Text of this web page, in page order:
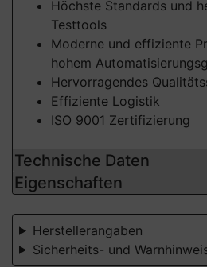
Höchste Standards und
Testtools
Moderne und effiziente
hohem
Hervorragendes
Effiziente Logistik
ISO 9001 Zertifizierung
Technische Daten
Eigenschaften
Herstellerangaben
Sicherheits- und